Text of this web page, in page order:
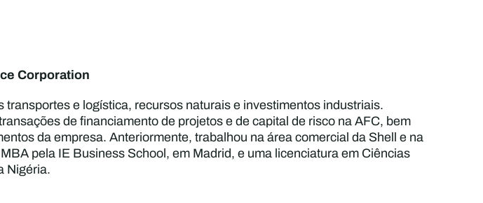
Corporation
e logística, recursos naturais e investimentos industriais.
de financiamento de projetos e de capital de risco na AFC, bem
da empresa. Anteriormente, trabalhou na área comercial da Shell e na
pela IE Business School, em Madrid, e uma licenciatura em Ciências
Nigéria.